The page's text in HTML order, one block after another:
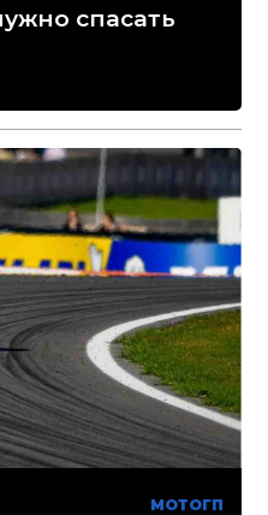
спасать
МОТОГП